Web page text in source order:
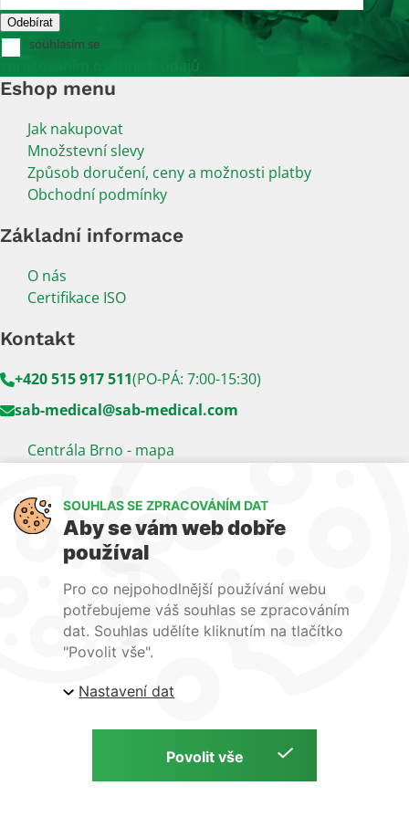
souhlasím se
zpracováním osobních údajů
Eshop menu
Jak nakupovat
Množstevní slevy
Způsob doručení, ceny a možnosti platby
Obchodní podmínky
Základní informace
O nás
Certifikace ISO
Kontakt
+420 515 917 511(PO-PÁ: 7:00-15:30)
sab-medical@sab-medical.com
Centrála Brno - mapa
Sledujte nás
LinkedIn Facebook
Naše další weby:
www.lecba-rakoviny.com
www.lecba-bolesti.com
Copyright © S. A. B. Medical, 2026 | Zdravotnická technika a potřeby
SOUHLAS SE ZPRACOVÁNÍM DAT
Aby se vám web dobře
používal
Pro co nejpohodlnější používání webu
potřebujeme váš souhlas se zpracováním
dat. Souhlas udělíte kliknutím na tlačítko
"Povolit vše".
Nastavení dat